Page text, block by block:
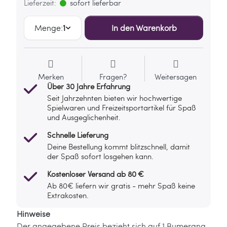
Lieferzeit: sofort lieferbar
Menge:1 In den Warenkorb
Merken Fragen?
Weitersagen
Über 30 Jahre Erfahrung
Seit Jahrzehnten bieten wir hochwertige
Spielwaren und Freizeitsportartikel für Spaß
und Ausgeglichenheit.
Schnelle Lieferung
Deine Bestellung kommt blitzschnell, damit
der Spaß sofort losgehen kann.
Kostenloser Versand ab 80 €
Ab 80€ liefern wir gratis - mehr Spaß keine
Extrakosten.
Hinweise